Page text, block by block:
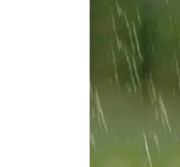
Câu 5: Đèn pha
Câu 6: Đèn pha
Câu 7: Cách